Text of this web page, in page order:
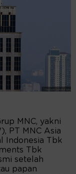
MNC, yakni
PT MNC Asia
Indonesia Tbk
Tbk
setelah
papan